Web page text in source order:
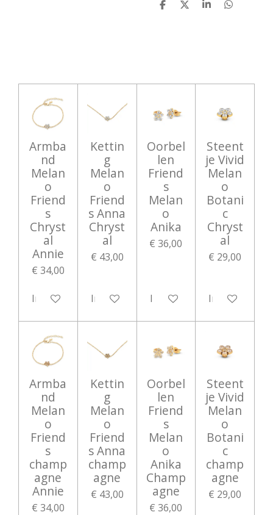
D
D
S
D
Armba
nd
Melan
o
Friend
s
Chryst
al
Annie
€ 34,00
In winkelwagen
Kettin
g
Melan
o
Friend
s Anna
Chryst
al
€ 43,00
In winkelwagen
Oorbel
len
Friend
s
Melan
o
Anika
€ 36,00
In winkelwagen
Steent
je Vivid
Melan
o
Botani
c
Chryst
al
€ 29,00
In
Armba
nd
Melan
o
Friend
s
champ
agne
Annie
€ 34,00
Kettin
g
Melan
o
Friend
s Anna
champ
agne
€ 43,00
Oorbel
len
Friend
s
Melan
o
Anika
Champ
agne
€ 36,00
Steent
je Vivid
Melan
o
Botani
c
champ
agne
€ 29,00